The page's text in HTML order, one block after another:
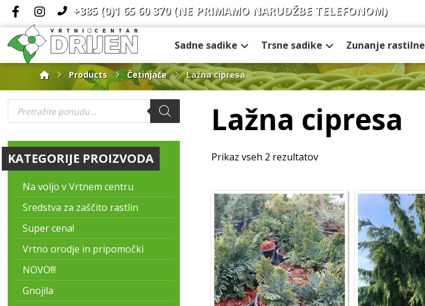
+385 (0)1 65 60 370 (NE PRIMAMO NARUDŽBE TELEFONOM)
Sadne sadike Trsne sadike Zunanje rastilne
Products Četinjače Lažna cipresa
Lažna cipresa
Prikaz vseh 2 rezultatov
KATEGORIJE PROIZVODA
Na voljo v Vrtnem centru
Sredstva za zaščito rastlin
Super cena!
Vrtno orodje in pripomočki
NOVO!!!
Gnojila